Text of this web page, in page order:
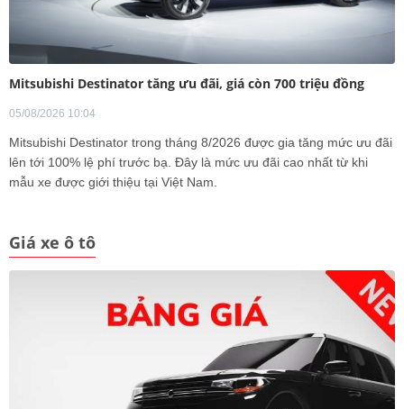
Mitsubishi Destinator tăng ưu đãi, giá còn 700 triệu đồng
05/08/2026 10:04
Mitsubishi Destinator trong tháng 8/2026 được gia tăng mức ưu đãi
lên tới 100% lệ phí trước bạ. Đây là mức ưu đãi cao nhất từ khi
mẫu xe được giới thiệu tại Việt Nam.
Giá xe ô tô